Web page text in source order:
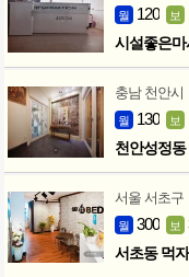
월 120 보
시설좋은마
충남 천안시
월 130 보
천안성정
서울 서초구
월 300 보
서초동 먹